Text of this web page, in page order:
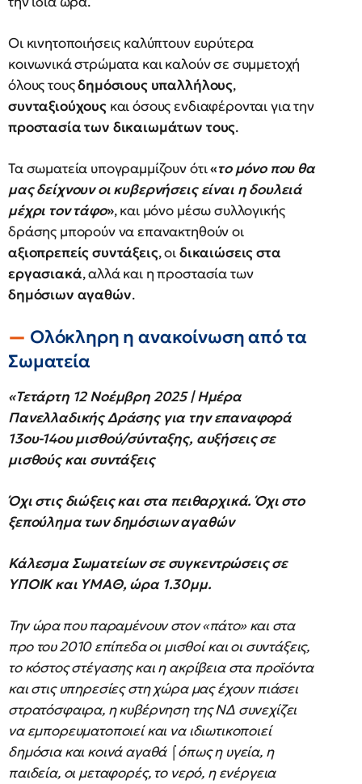
Οι κινητοποιήσεις καλύπτουν ευρύτερα
κοινωνικά στρώματα και καλούν σε συμμετοχή
όλους τουςδημόσιους υπαλλήλους,
συνταξιούχουςκαι όσους ενδιαφέρονται για την
προστασία των δικαιωμάτων τους.
Τα σωματεία υπογραμμίζουν ότι«το μόνο που θα
μας δείχνουν οι κυβερνήσεις είναι η δουλειά
μέχρι τον τάφο», και μόνο μέσω συλλογικής
δράσης μπορούν να επανακτηθούν οι
αξιοπρεπείς συντάξεις, οιδικαιώσεις στα
εργασιακά, αλλά και η προστασία των
δημόσιων αγαθών.
Ολόκληρη η ανακοίνωση από τα
Σωματεία
«Τετάρτη 12 Νοέμβρη 2025 | Ημέρα
Πανελλαδικής Δράσης για την επαναφορά
13ου-14ου μισθού/σύνταξης, αυξήσεις σε
μισθούς και συντάξεις
Όχι στις διώξεις και στα πειθαρχικά. Όχι στο
ξεπούλημα των δημόσιων αγαθών
Κάλεσμα Σωματείων σε συγκεντρώσεις σε
ΥΠΟΙΚ και ΥΜΑΘ, ώρα 1.30μμ.
Την ώρα που παραμένουν στον «πάτο» και στα
προ του 2010 επίπεδα οι μισθοί και οι συντάξεις,
το κόστος στέγασης και η ακρίβεια στα προϊόντα
και στις υπηρεσίες στη χώρα μας έχουν πιάσει
στρατόσφαιρα, η κυβέρνηση της ΝΔ συνεχίζει
να εμπορευματοποιεί και να ιδιωτικοποιεί
δημόσια και κοινά αγαθά ⌠όπως η υγεία, η
παιδεία, οι μεταφορές, το νερό, η ενέργεια